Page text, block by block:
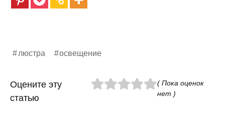
люстра освещение
Оцените эту
статью
( Пока оценок
нет )